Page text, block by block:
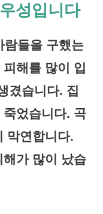
성입니다
람들을 구했는
해를 많이 입
겼습니다. 집
었습니다. 곡
막연합니다.
가 많이 났습